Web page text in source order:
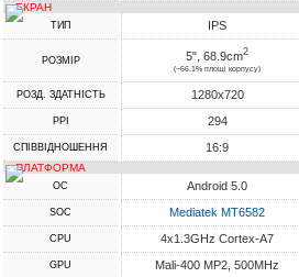
ЕКРАН
ТИП IPS
РОЗМІР 5", 68.9cm2
(~66.1% площі корпусу)
РОЗД. ЗДАТНІСТЬ 1280x720
PPI 294
СПІВВІДНОШЕННЯ 16:9
ПЛАТФОРМА
ОС Android 5.0
SOC Mediatek MT6582
CPU 4x1.3GHz Cortex-A7
GPU Mali-400 MP2, 500MHz